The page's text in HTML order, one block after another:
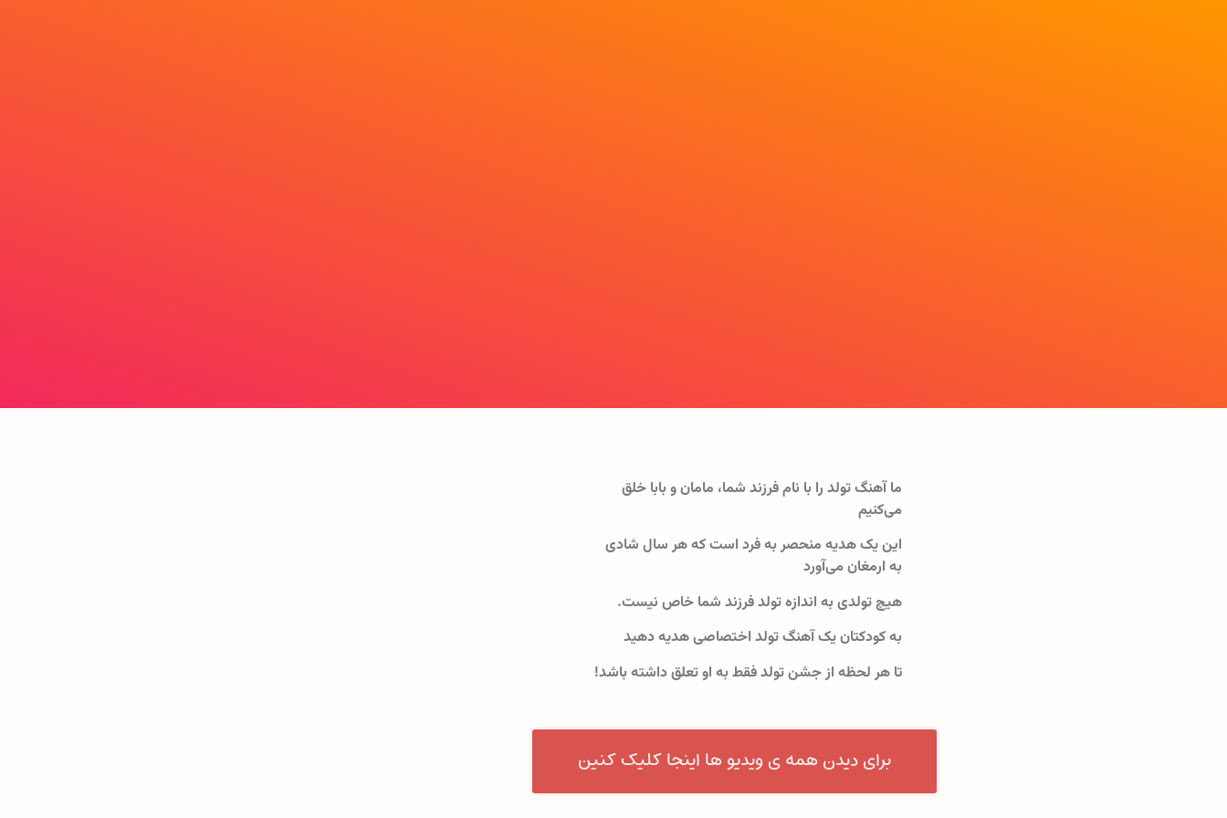
ما آهنگ تولد را با نام فرزند شما، مامان و بابا خلق
می‌کنیم
این یک هدیه منحصر به فرد است که هر سال شادی
به ارمغان می‌آورد
هیچ تولدی به اندازه تولد فرزند شما خاص نیست.
به کودکتان یک آهنگ تولد اختصاصی هدیه دهید
تا هر لحظه از جشن تولد فقط به او تعلق داشته باشد!
برای دیدن همه ی ویدیو ها اینجا کلیک کنین